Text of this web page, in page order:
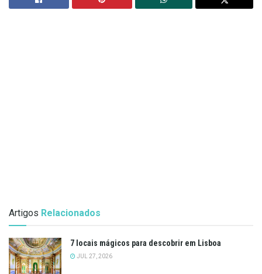
Artigos Relacionados
7 locais mágicos para descobrir em Lisboa
JUL 27, 2026